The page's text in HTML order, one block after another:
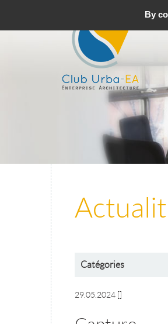
Catégories
29.05.2024 []
By